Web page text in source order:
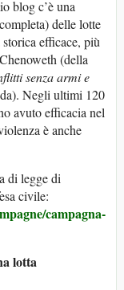
blog c’è una
delle lotte
efficace, più
(della
senza armi e
Negli ultimi 120
avuto efficacia nel
è anche
di legge di
civile:
campagna-
lotta